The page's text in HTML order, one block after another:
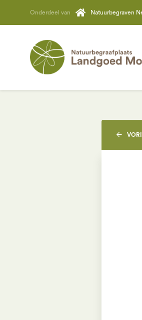
Onderdeel van Natuurbegraven